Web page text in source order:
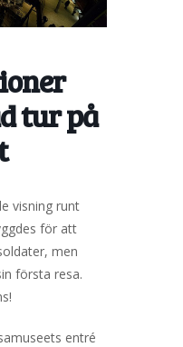
tur på
visning runt
för att
men
första resa.
entré